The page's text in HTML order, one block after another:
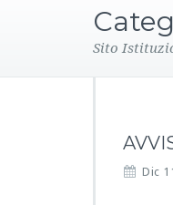
Sito
Dic